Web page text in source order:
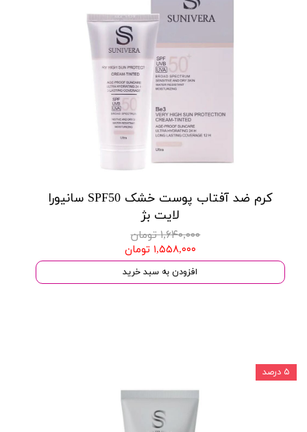
کرم ضد آفتاب پوست خشک SPF50 سانیورا
لایت بژ
۱,۶۴۰,۰۰۰ تومان
۱,۵۵۸,۰۰۰ تومان
افزودن به سبد خرید
۵ درصد